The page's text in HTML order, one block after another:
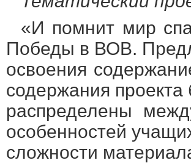
«И помнит мир
Победы в ВОВ.
освоения
содержания проекта
распределены
особенностей
сложности